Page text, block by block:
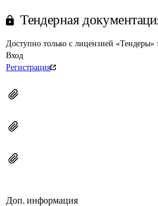
Тендерная
Доступно только с лицензией «Тендеры»
Вход
Регистрация
Доп. информация